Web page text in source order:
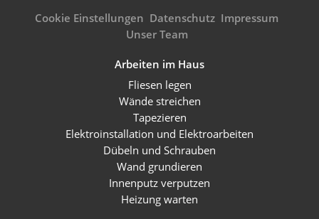
Cookie Einstellungen Datenschutz Impressum
Unser Team
Arbeiten im Haus
Fliesen legen
Wände streichen
Tapezieren
Elektroinstallation und Elektroarbeiten
Dübeln und Schrauben
Wand grundieren
Innenputz verputzen
Heizung warten